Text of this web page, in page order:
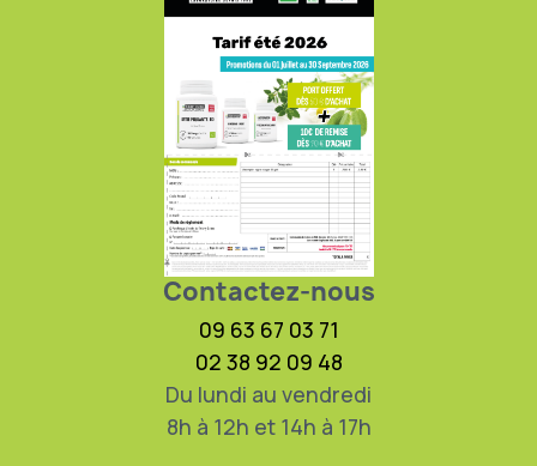
Contactez-nous
09 63 67 03 71
02 38 92 09 48
Du lundi au vendredi
8h à 12h et 14h à 17h